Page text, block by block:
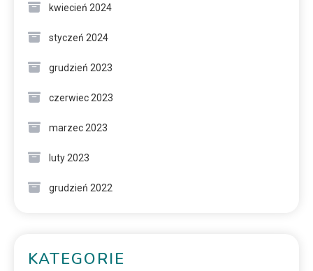
kwiecień 2024
styczeń 2024
grudzień 2023
czerwiec 2023
marzec 2023
luty 2023
grudzień 2022
KATEGORIE